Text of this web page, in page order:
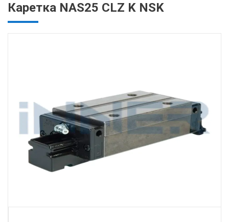
Каретка NAS25 CLZ K NSK